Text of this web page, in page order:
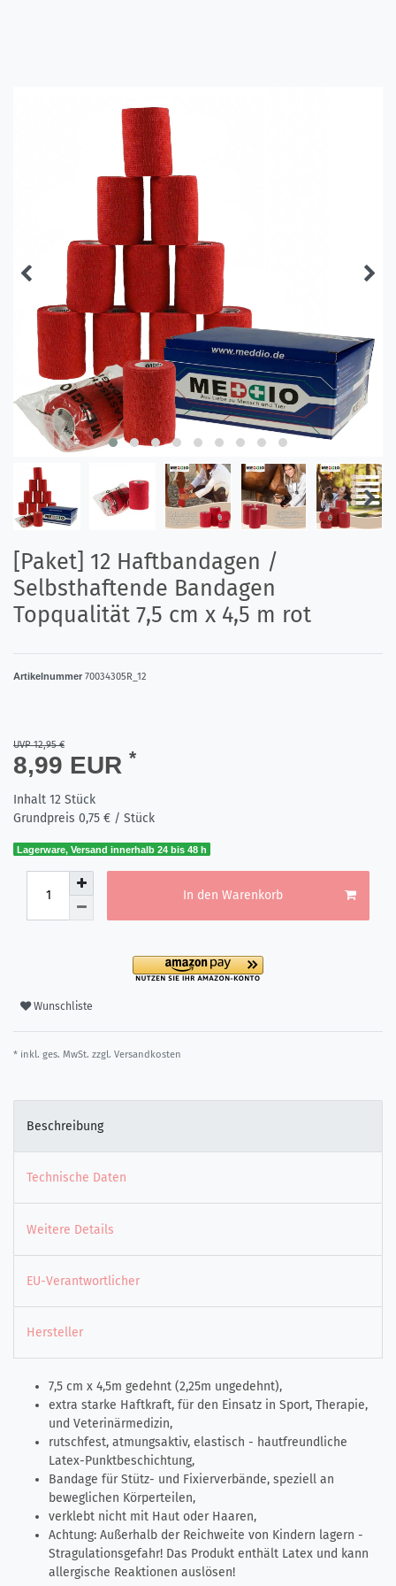
[Paket] 12 Haftbandagen /
Selbsthaftende Bandagen
Topqualität 7,5 cm x 4,5 m rot
Artikelnummer 70034305R_12
UVP 12,95 €
8,99 EUR *
Inhalt 12 Stück
Grundpreis 0,75 € / Stück
Lagerware, Versand innerhalb 24 bis 48 h
In den Warenkorb
Wunschliste
* inkl. ges. MwSt. zzgl. Versandkosten
Beschreibung
Technische Daten
Weitere Details
EU-Verantwortlicher
Hersteller
7,5 cm x 4,5m gedehnt (2,25m ungedehnt),
extra starke Haftkraft, für den Einsatz in Sport, Therapie,
und Veterinärmedizin,
rutschfest, atmungsaktiv, elastisch - hautfreundliche
Latex-Punktbeschichtung,
Bandage für Stütz- und Fixierverbände, speziell an
beweglichen Körperteilen,
verklebt nicht mit Haut oder Haaren,
Achtung: Außerhalb der Reichweite von Kindern lagern -
Stragulationsgefahr! Das Produkt enthält Latex und kann
allergische Reaktionen auslösen!